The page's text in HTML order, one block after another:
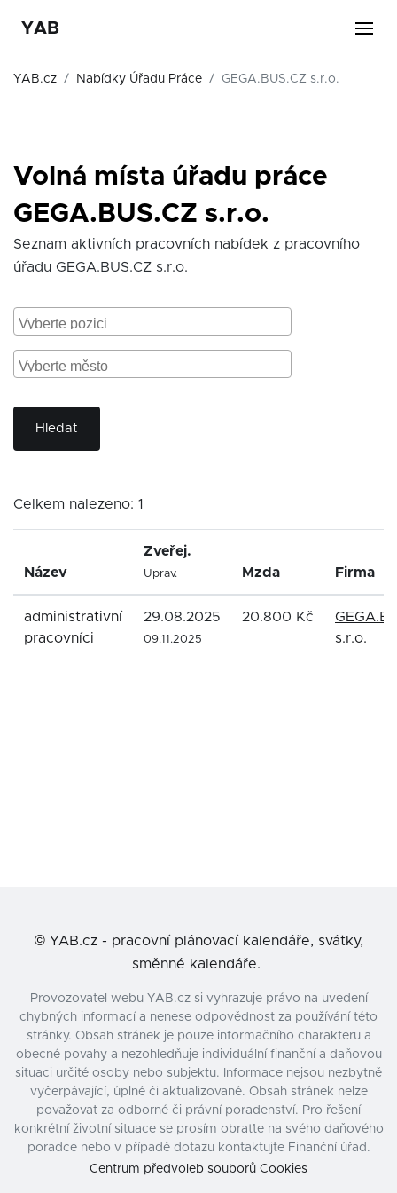
YAB
YAB.cz Nabídky Úřadu Práce GEGA.BUS.CZ s.r.o.
Volná místa úřadu práce
GEGA.BUS.CZ s.r.o.
Seznam aktivních pracovních nabídek z pracovního
úřadu GEGA.BUS.CZ s.r.o.
Hledat
Celkem nalezeno: 1
Název
Zveřej.
Uprav. Mzda Firma
administrativní
pracovníci
29.08.2025
09.11.2025
20.800 Kč
s.r.o.
© YAB.cz - pracovní plánovací kalendáře, svátky,
směnné kalendáře.
Provozovatel webu YAB.cz si vyhrazuje právo na uvedení
chybných informací a nenese odpovědnost za používání této
stránky. Obsah stránek je pouze informačního charakteru a
obecné povahy a nezohledňuje individuální finanční a daňovou
situaci určité osoby nebo subjektu. Informace nejsou nezbytně
vyčerpávající, úplné či aktualizované. Obsah stránek nelze
považovat za odborné či právní poradenství. Pro řešení
konkrétní životní situace se prosím obraťte na svého daňového
poradce nebo v případě dotazu kontaktujte Finanční úřad.
Centrum předvoleb souborů Cookies